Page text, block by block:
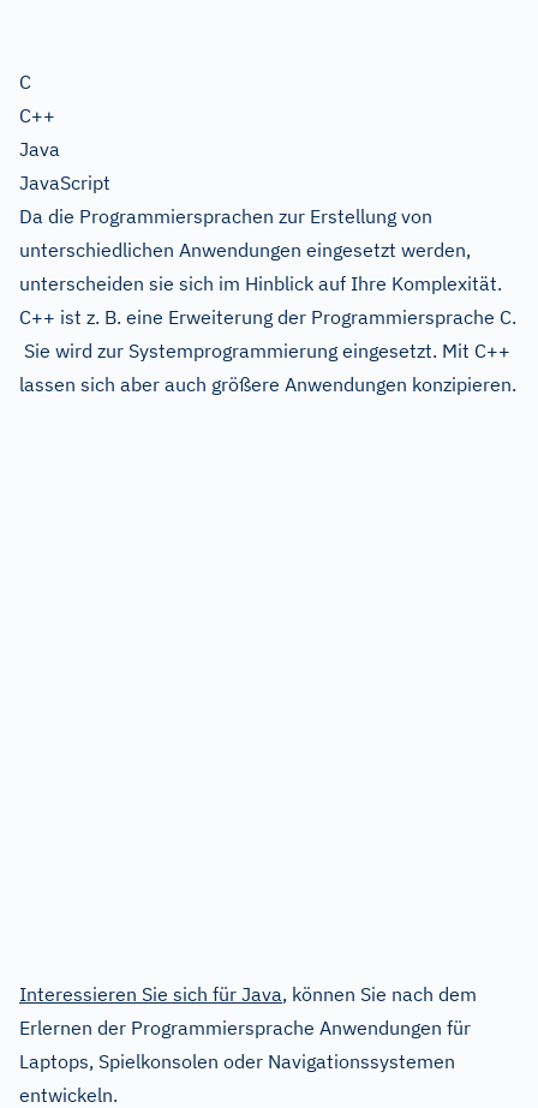
C
C++
Java
JavaScript
Da die Programmiersprachen zur Erstellung von
unterschiedlichen Anwendungen eingesetzt werden,
unterscheiden sie sich im Hinblick auf Ihre Komplexität.
C++ ist z. B. eine Erweiterung der Programmiersprache C.
Sie wird zur Systemprogrammierung eingesetzt. Mit C++
lassen sich aber auch größere Anwendungen konzipieren.
Interessieren Sie sich für Java, können Sie nach dem
Erlernen der Programmiersprache Anwendungen für
Laptops, Spielkonsolen oder Navigationssystemen
entwickeln.